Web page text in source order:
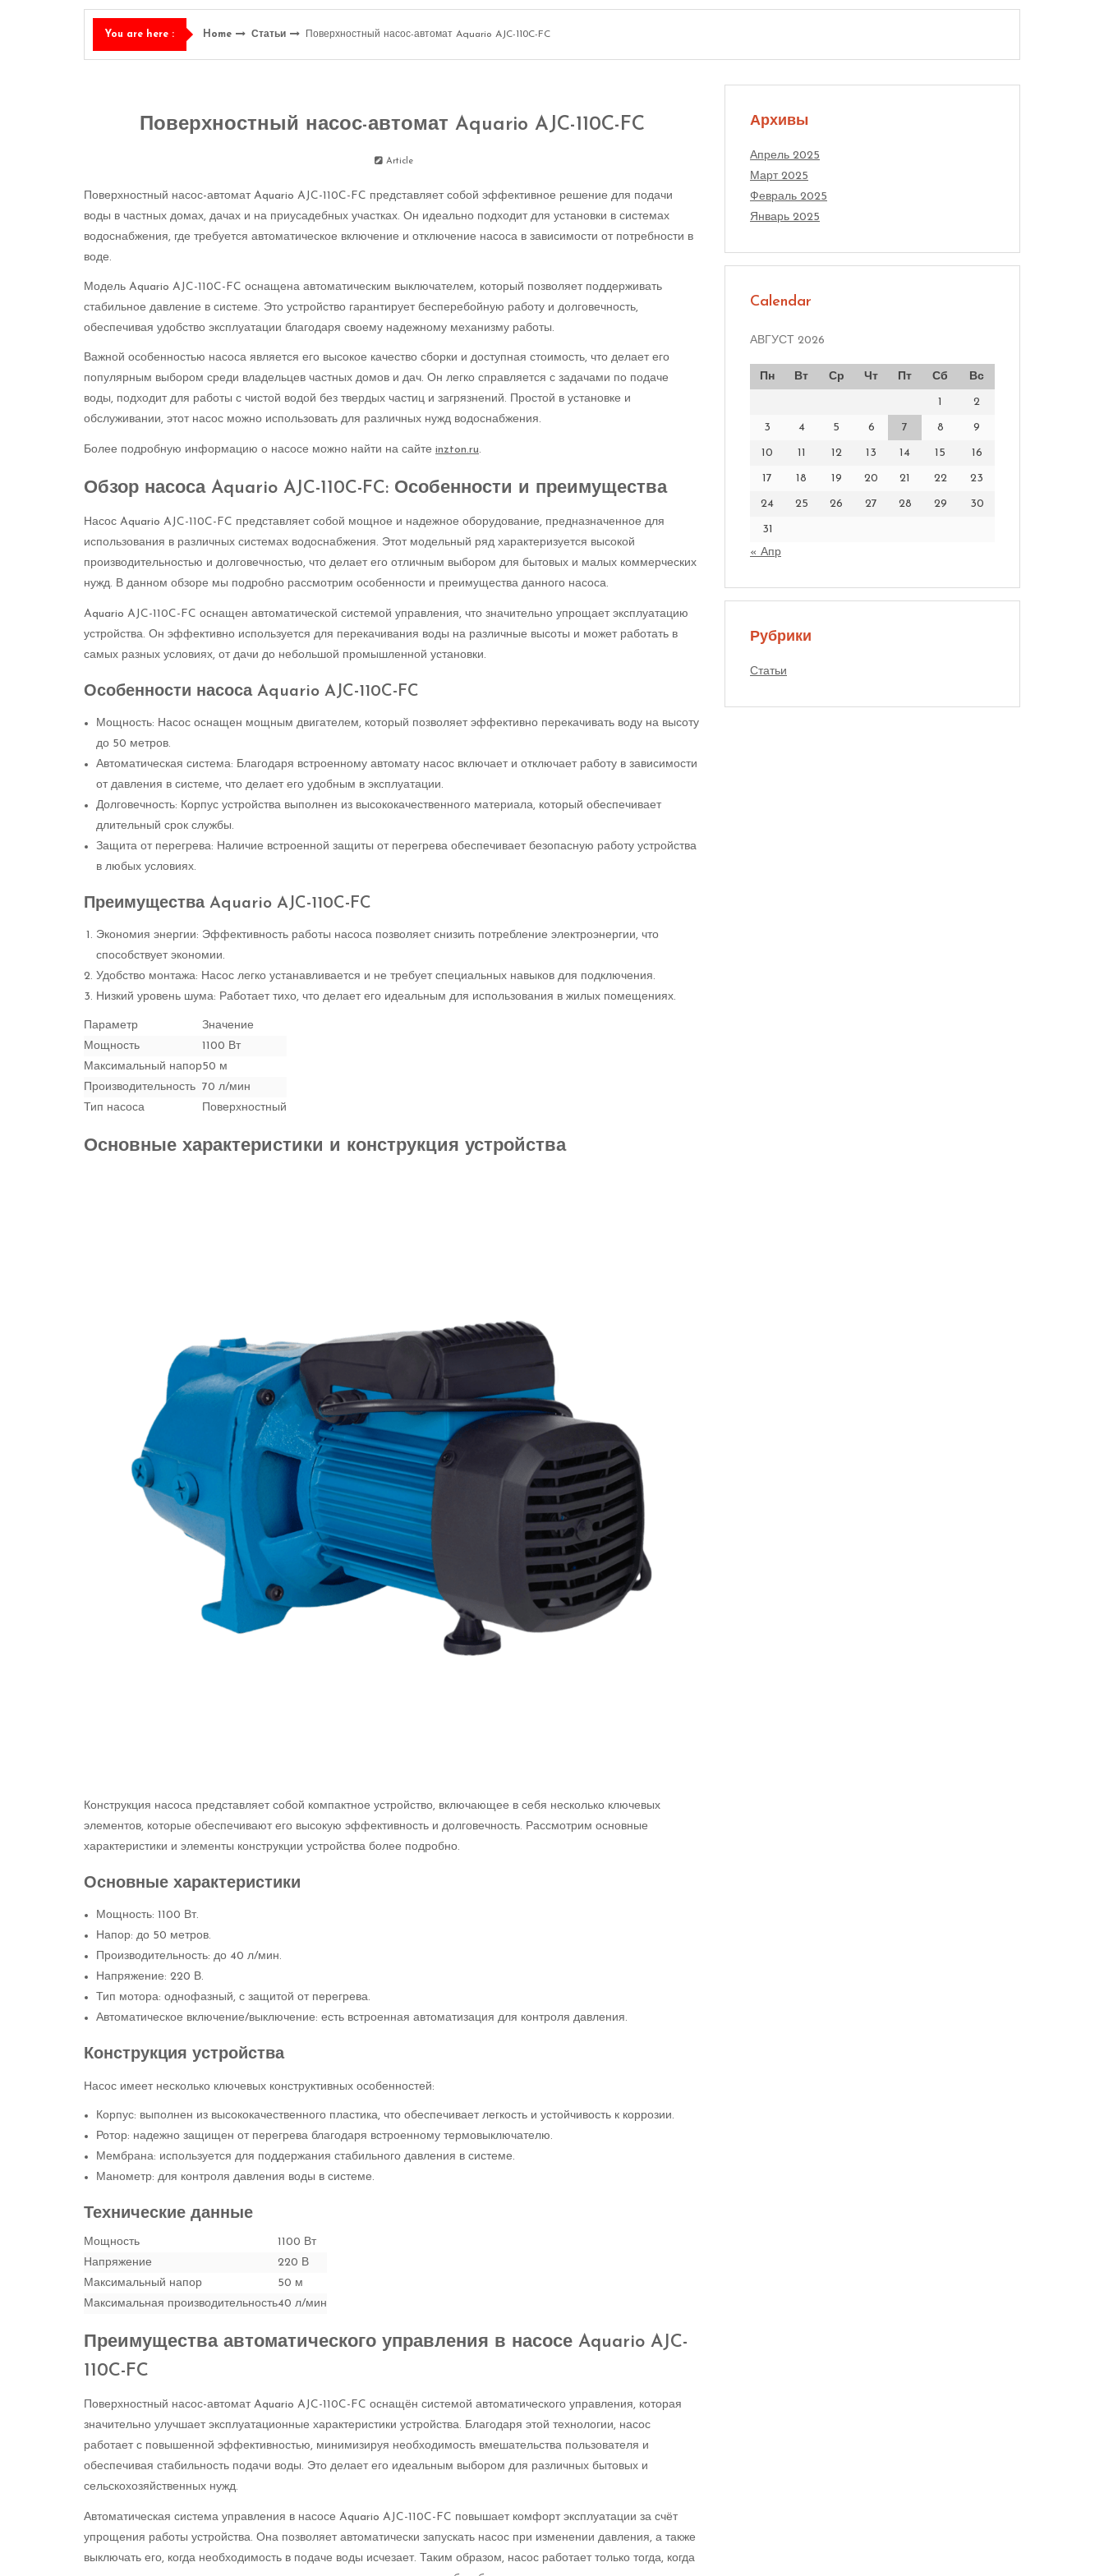
You are here : Home Статьи Поверхностный насос-автомат Aquario AJC-110C-FC
Поверхностный насос-автомат Aquario AJC-110C-FC
Article
Поверхностный насос-автомат Aquario AJC-110C-FC представляет собой эффективное решение для подачи
воды в частных домах, дачах и на приусадебных участках. Он идеально подходит для установки в системах
водоснабжения, где требуется автоматическое включение и отключение насоса в зависимости от потребности в
воде.
Модель Aquario AJC-110C-FC оснащена автоматическим выключателем, который позволяет поддерживать
стабильное давление в системе. Это устройство гарантирует бесперебойную работу и долговечность,
обеспечивая удобство эксплуатации благодаря своему надежному механизму работы.
Важной особенностью насоса является его высокое качество сборки и доступная стоимость, что делает его
популярным выбором среди владельцев частных домов и дач. Он легко справляется с задачами по подаче
воды, подходит для работы с чистой водой без твердых частиц и загрязнений. Простой в установке и
обслуживании, этот насос можно использовать для различных нужд водоснабжения.
Более подробную информацию о насосе можно найти на сайте inzton.ru.
Обзор насоса Aquario AJC-110C-FC: Особенности и преимущества
Насос Aquario AJC-110C-FC представляет собой мощное и надежное оборудование, предназначенное для
использования в различных системах водоснабжения. Этот модельный ряд характеризуется высокой
производительностью и долговечностью, что делает его отличным выбором для бытовых и малых коммерческих
нужд. В данном обзоре мы подробно рассмотрим особенности и преимущества данного насоса.
Aquario AJC-110C-FC оснащен автоматической системой управления, что значительно упрощает эксплуатацию
устройства. Он эффективно используется для перекачивания воды на различные высоты и может работать в
самых разных условиях, от дачи до небольшой промышленной установки.
Особенности насоса Aquario AJC-110C-FC
Мощность: Насос оснащен мощным двигателем, который позволяет эффективно перекачивать воду на высоту
до 50 метров.
Автоматическая система: Благодаря встроенному автомату насос включает и отключает работу в зависимости
от давления в системе, что делает его удобным в эксплуатации.
Долговечность: Корпус устройства выполнен из высококачественного материала, который обеспечивает
длительный срок службы.
Защита от перегрева: Наличие встроенной защиты от перегрева обеспечивает безопасную работу устройства
в любых условиях.
Преимущества Aquario AJC-110C-FC
Экономия энергии: Эффективность работы насоса позволяет снизить потребление электроэнергии, что
способствует экономии.
Удобство монтажа: Насос легко устанавливается и не требует специальных навыков для подключения.
Низкий уровень шума: Работает тихо, что делает его идеальным для использования в жилых помещениях.
Параметр
Значение
Мощность
1100 Вт
Максимальный напор50 м
Производительность 70 л/мин
Тип насоса
Поверхностный
Основные характеристики и конструкция устройства
Конструкция насоса представляет собой компактное устройство, включающее в себя несколько ключевых
элементов, которые обеспечивают его высокую эффективность и долговечность. Рассмотрим основные
характеристики и элементы конструкции устройства более подробно.
Основные характеристики
Мощность: 1100 Вт.
Напор: до 50 метров.
Производительность: до 40 л/мин.
Напряжение: 220 В.
Тип мотора: однофазный, с защитой от перегрева.
Автоматическое включение/выключение: есть встроенная автоматизация для контроля давления.
Конструкция устройства
Насос имеет несколько ключевых конструктивных особенностей:
Корпус: выполнен из высококачественного пластика, что обеспечивает легкость и устойчивость к коррозии.
Ротор: надежно защищен от перегрева благодаря встроенному термовыключателю.
Мембрана: используется для поддержания стабильного давления в системе.
Манометр: для контроля давления воды в системе.
Технические данные
Мощность
1100 Вт
Напряжение
220 В
Максимальный напор
50 м
Максимальная производительность40 л/мин
Преимущества автоматического управления в насосе Aquario AJC-
110C-FC
Поверхностный насос-автомат Aquario AJC-110C-FC оснащён системой автоматического управления, которая
значительно улучшает эксплуатационные характеристики устройства. Благодаря этой технологии, насос
работает с повышенной эффективностью, минимизируя необходимость вмешательства пользователя и
обеспечивая стабильность подачи воды. Это делает его идеальным выбором для различных бытовых и
сельскохозяйственных нужд.
Автоматическая система управления в насосе Aquario AJC-110C-FC повышает комфорт эксплуатации за счёт
упрощения работы устройства. Она позволяет автоматически запускать насос при изменении давления, а также
выключать его, когда необходимость в подаче воды исчезает. Таким образом, насос работает только тогда, когда
Архивы
Апрель 2025
Март 2025
Февраль 2025
Январь 2025
Calendar
АВГУСТ 2026
Пн Вт Ср Чт Пт Сб Вс
1 2
3 4 5 6 7 8 9
10 11 12 13 14 15 16
17 18 19 20 21 22 23
24 25 26 27 28 29 30
31
« Апр
Рубрики
Статьи